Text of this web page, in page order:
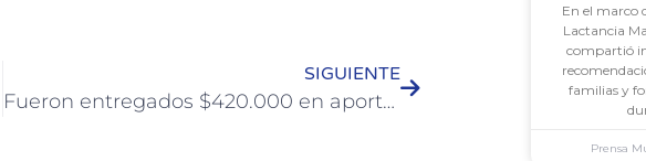
SIGUIENTE
Fueron entregados $420.000 en aportes provinciales a clubes y organizaciones de Colón
En el marco
Lactancia
compartió
familias y
Prensa